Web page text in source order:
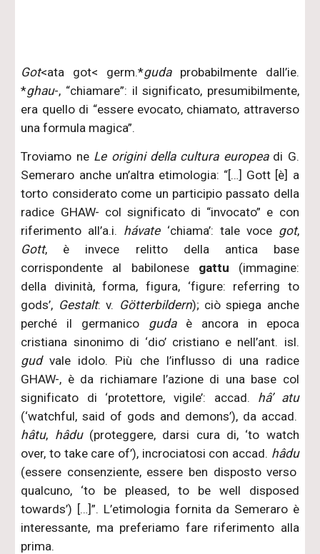
Got<ata got< germ.*gudaprobabilmente dall’ie.
*ghau-, “chiamare”: il significato, presumibilmente,
era quello di “essere evocato, chiamato, attraverso
una formula magica”.
Troviamo ne Le origini della cultura europeadi G.
Semeraro anche un’altra etimologia: “[…] Gott [è] a
torto considerato come un participio passato della
radice GHAW- col significato di “invocato” e con
riferimento all’a.i. hávate‘chiama’: tale voce got,
Gott, è invece relitto della antica base
corrispondente al babilonese gattu (immagine:
della divinità, forma, figura, ‘figure: referring to
gods’, Gestalt: v. Götterbildern); ciò spiega anche
perché il germanico gudaè ancora in epoca
cristiana sinonimo di ‘dio’ cristiano e nell’ant. isl.
gudvale idolo. Più che l’influsso di una radice
GHAW-, è da richiamare l’azione di una base col
significato di ‘protettore, vigile’: accad. hâ’ atu
(‘watchful, said of gods and demons’), da accad.
hâtu, hâdu(proteggere, darsi cura di, ‘to watch
over, to take care of’), incrociatosi con accad. hâdu
(essere consenziente, essere ben disposto verso
qualcuno, ‘to be pleased, to be well disposed
towards’) […]”. L’etimologia fornita da Semeraro è
interessante, ma preferiamo fare riferimento alla
prima.